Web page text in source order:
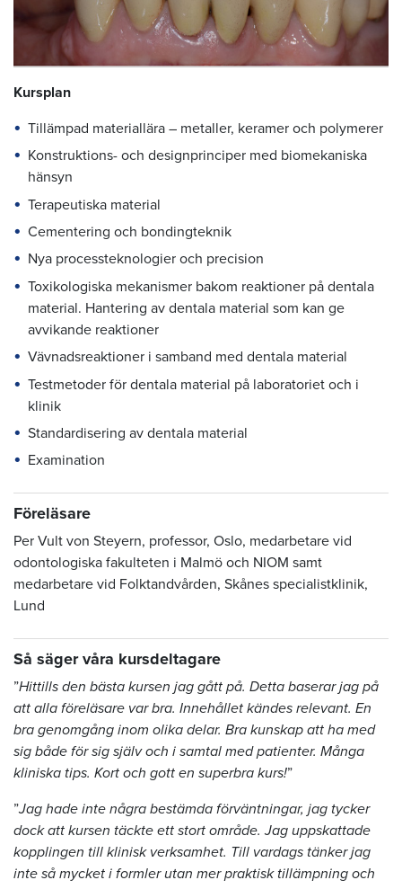
Kursplan
Tillämpad materiallära – metaller, keramer och polymerer
Konstruktions- och designprinciper med biomekaniska
hänsyn
Terapeutiska material
Cementering och bondingteknik
Nya processteknologier och precision
Toxikologiska mekanismer bakom reaktioner på dentala
material. Hantering av dentala material som kan ge
avvikande reaktioner
Vävnadsreaktioner i samband med dentala material
Testmetoder för dentala material på laboratoriet och i
klinik
Standardisering av dentala material
Examination
Föreläsare
Per Vult von Steyern, professor, Oslo, medarbetare vid
odontologiska fakulteten i Malmö och NIOM samt
medarbetare vid Folktandvården, Skånes specialistklinik,
Lund
Så säger våra kursdeltagare
”Hittills den bästa kursen jag gått på. Detta baserar jag på
att alla föreläsare var bra. Innehållet kändes relevant. En
bra genomgång inom olika delar. Bra kunskap att ha med
sig både för sig själv och i samtal med patienter. Många
kliniska tips. Kort och gott en superbra kurs!”
”Jag hade inte några bestämda förväntningar, jag tycker
dock att kursen täckte ett stort område. Jag uppskattade
kopplingen till klinisk verksamhet. Till vardags tänker jag
inte så mycket i formler utan mer praktisk tillämpning och